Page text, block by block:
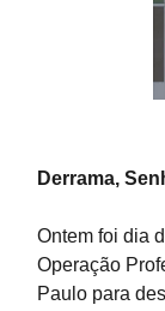
Derrama,
Ontem foi dia
Operação
Paulo para